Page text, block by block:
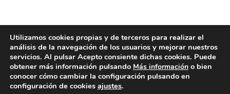
Aviso legal
Política de privacidad
Política de cookies
Contacto
Utilizamos cookies propias y de terceros para realizar el
análisis de la navegación de los usuarios y mejorar nuestros
servicios. Al pulsar Acepto consiente dichas cookies. Puede
obtener más información pulsando Más información o bien
conocer cómo cambiar la configuración pulsando en
configuración de cookies ajustes.